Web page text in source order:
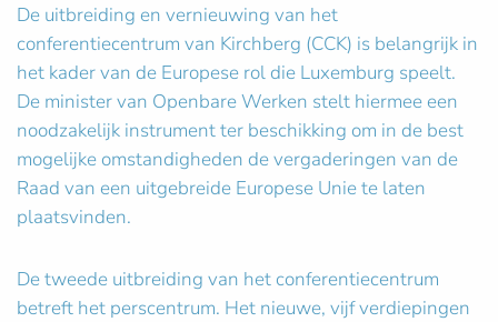
De uitbreiding en vernieuwing van het
conferentiecentrum van Kirchberg (CCK) is belangrijk in
het kader van de Europese rol die Luxemburg speelt.
De minister van Openbare Werken stelt hiermee een
noodzakelijk instrument ter beschikking om in de best
mogelijke omstandigheden de vergaderingen van de
Raad van een uitgebreide Europese Unie te laten
plaatsvinden.
De tweede uitbreiding van het conferentiecentrum
betreft het perscentrum. Het nieuwe, vijf verdiepingen